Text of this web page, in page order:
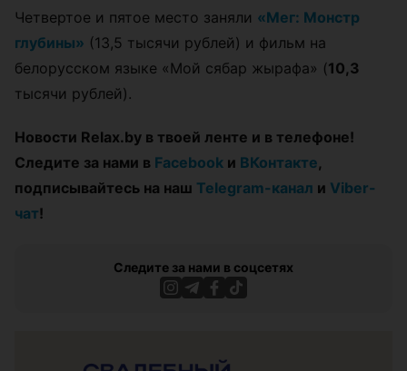
Четвертое и пятое место заняли «Мег: Монстр
глубины» (13,5 тысячи рублей) и фильм на
белорусском языке «Мой сябар жырафа» (10,3
тысячи рублей).
Новости Relax.by в твоей ленте и в телефоне!
Следите за нами в Facebook и ВКонтакте,
подписывайтесь на наш Telegram-канал и Viber-
чат!
Следите за нами в соцсетях